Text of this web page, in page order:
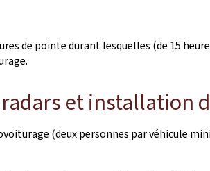
de pointe durant lesquelles (de 15
et
(deux personnes par véhicule